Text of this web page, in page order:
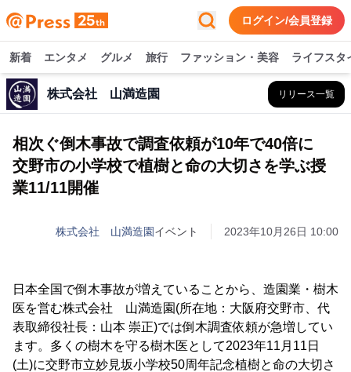
ログイン/会員登録
新着 エンタメ グルメ 旅行 ファッション・美容 ライフスタ
株式会社 山満造園 リリース一覧
相次ぐ倒木事故で調査依頼が10年で40倍に
交野市の小学校で植樹と命の大切さを学ぶ授
業11/11開催
株式会社 山満造園イベント 2023年10月26日 10:00
日本全国で倒木事故が増えていることから、造園業・樹木
医を営む株式会社 山満造園(所在地：大阪府交野市、代
表取締役社長：山本 崇正)では倒木調査依頼が急増してい
ます。多くの樹木を守る樹木医として2023年11月11日
(土)に交野市立妙見坂小学校50周年記念植樹と命の大切さ